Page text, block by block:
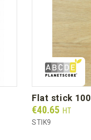
flat stick 100
Prix
€40.65 HT
STIK9